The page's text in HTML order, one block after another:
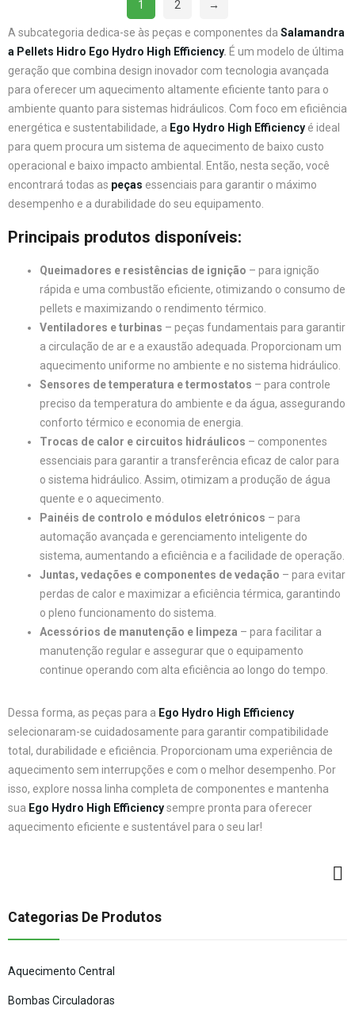
1 2 →
A subcategoria dedica-se às peças e componentes da Salamandra
a Pellets Hidro Ego Hydro High Efficiency. É um modelo de última
geração que combina design inovador com tecnologia avançada
para oferecer um aquecimento altamente eficiente tanto para o
ambiente quanto para sistemas hidráulicos. Com foco em eficiência
energética e sustentabilidade, a Ego Hydro High Efficiency é ideal
para quem procura um sistema de aquecimento de baixo custo
operacional e baixo impacto ambiental. Então, nesta seção, você
encontrará todas as peças essenciais para garantir o máximo
desempenho e a durabilidade do seu equipamento.
Principais produtos disponíveis:
Queimadores e resistências de ignição – para ignição
rápida e uma combustão eficiente, otimizando o consumo de
pellets e maximizando o rendimento térmico.
Ventiladores e turbinas – peças fundamentais para garantir
a circulação de ar e a exaustão adequada. Proporcionam um
aquecimento uniforme no ambiente e no sistema hidráulico.
Sensores de temperatura e termostatos – para controle
preciso da temperatura do ambiente e da água, assegurando
conforto térmico e economia de energia.
Trocas de calor e circuitos hidráulicos – componentes
essenciais para garantir a transferência eficaz de calor para
o sistema hidráulico. Assim, otimizam a produção de água
quente e o aquecimento.
Painéis de controlo e módulos eletrónicos – para
automação avançada e gerenciamento inteligente do
sistema, aumentando a eficiência e a facilidade de operação.
Juntas, vedações e componentes de vedação – para evitar
perdas de calor e maximizar a eficiência térmica, garantindo
o pleno funcionamento do sistema.
Acessórios de manutenção e limpeza – para facilitar a
manutenção regular e assegurar que o equipamento
continue operando com alta eficiência ao longo do tempo.
Dessa forma, as peças para a Ego Hydro High Efficiency
selecionaram-se cuidadosamente para garantir compatibilidade
total, durabilidade e eficiência. Proporcionam uma experiência de
aquecimento sem interrupções e com o melhor desempenho. Por
isso, explore nossa linha completa de componentes e mantenha
sua Ego Hydro High Efficiencysempre pronta para oferecer
aquecimento eficiente e sustentável para o seu lar!
Categorias De Produtos
Aquecimento Central
Bombas Circuladoras